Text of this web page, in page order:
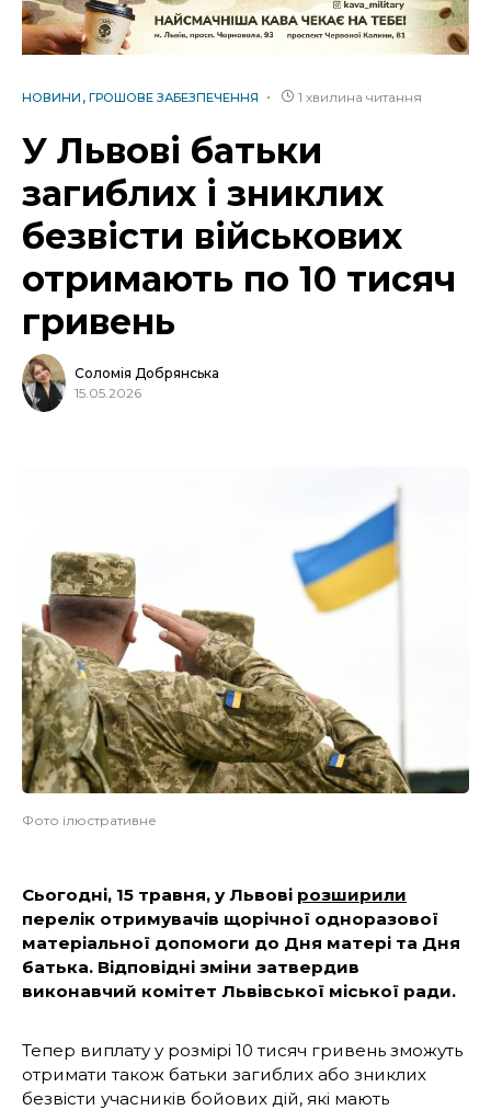
НОВИНИ ГРОШОВЕ ЗАБЕЗПЕЧЕННЯ 1 хвилина читання
У Львові батьки
загиблих і зниклих
безвісти військових
отримають по 10 тисяч
гривень
Соломія Добрянська
15.05.2026
Фото ілюстративне
Сьогодні, 15 травня, у Львові розширили
перелік отримувачів щорічної одноразової
матеріальної допомоги до Дня матері та Дня
батька. Відповідні зміни затвердив
виконавчий комітет Львівської міської ради.
Тепер виплату у розмірі 10 тисяч гривень зможуть
отримати також батьки загиблих або зниклих
безвісти учасників бойових дій, які мають